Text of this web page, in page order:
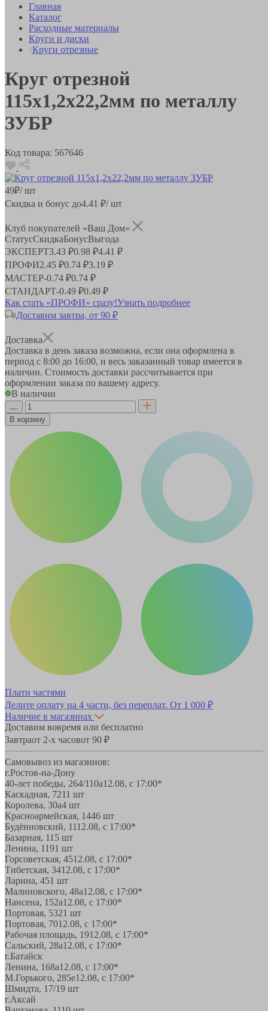
Главная
Каталог
Расходные материалы
Круги и диски
Круги отрезные
Круг отрезной
115x1,2x22,2мм по металлу
ЗУБР
Код товара: 567646
49₽/ шт
Скидка и бонус до4.41 ₽/ шт
Клуб покупателей «Ваш Дом»
СтатусСкидкаБонусВыгода
ЭКСПЕРТ3.43 ₽0.98 ₽4.41 ₽
ПРОФИ2.45 ₽0.74 ₽3.19 ₽
МАСТЕР-0.74 ₽0.74 ₽
СТАНДАРТ-0.49 ₽0.49 ₽
Как стать «ПРОФИ» сразу!Узнать подробнее
Доставим завтра, от 90 ₽
Доставка
Доставка в день заказа возможна, если она оформлена в
период с 8:00 до 16:00, и весь заказанный товар имеется в
наличии. Стоимость доставки рассчитывается при
оформлении заказа по вашему адресу.
В наличии
В корзину
Плати частями
Делите оплату на 4 части, без переплат. От 1 000 ₽
Наличие в магазинах
Доставим вовремя или бесплатно
Завтраот 2-х часовот 90 ₽
Самовывоз из магазинов:
г.Ростов-на-Дону
40-лет победы, 264/110а12.08, с 17:00*
Каскадная, 7211 шт
Королева, 30а4 шт
Красноармейская, 1446 шт
Будённовский, 1112.08, с 17:00*
Базарная, 11 5 шт
Ленина, 1191 шт
Горсоветская, 4512.08, с 17:00*
Тибетская, 3412.08, с 17:00*
Ларина, 451 шт
Малиновского, 48а12.08, с 17:00*
Нансена, 152а12.08, с 17:00*
Портовая, 5321 шт
Портовая, 7012.08, с 17:00*
Рабочая площадь, 1912.08, с 17:00*
Сальский, 28a12.08, с 17:00*
г.Батайск
Ленина, 168а12.08, с 17:00*
М.Горького, 285е12.08, с 17:00*
Шмидта, 17/19 шт
г.Аксай